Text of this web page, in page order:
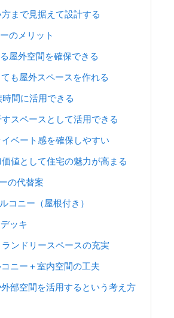
まで見据えて設計する
のメリット
屋外空間を確保できる
も屋外スペースを作れる
間に活用できる
スペースとして活用できる
ベート感を確保しやすい
値として住宅の魅力が高まる
の代替案
コニー（屋根付き）
ッキ
ンドリースペースの充実
ニー＋室内空間の工夫
部空間を活用するという考え方